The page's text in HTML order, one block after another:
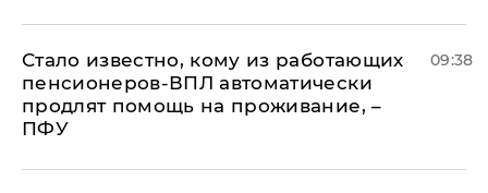
Стало известно, кому из работающих
пенсионеров-ВПЛ автоматически
продлят помощь на проживание, –
ПФУ
09:38